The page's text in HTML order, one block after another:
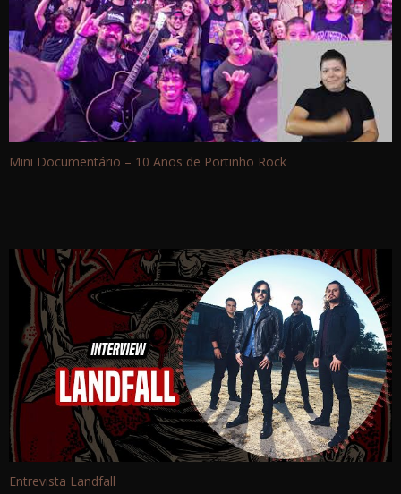
Mini Documentário – 10 Anos de Portinho Rock
Entrevista Landfall